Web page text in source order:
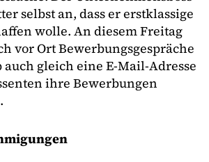
selbst an, dass er erstklassige
wolle. An diesem Freitag
vor Ort Bewerbungsgespräche
gleich eine E-Mail-Adresse
ihre Bewerbungen